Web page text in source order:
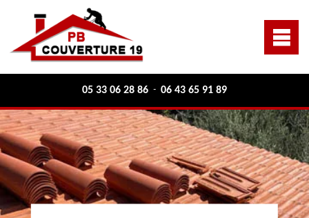
05 33 06 28 86 - 06 43 65 91 89